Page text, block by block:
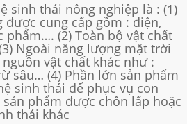
sinh thái nông nghiệp là : (1)
cung cấp gồm : điện,
phẩm…. (2) Toàn bộ vật chất
Ngoài năng lượng mặt trời
vật chất khác như :
sâu… (4) Phần lớn sản phẩm
sinh thái để phục vụ con
phẩm được chôn lấp hoặc
thái khác